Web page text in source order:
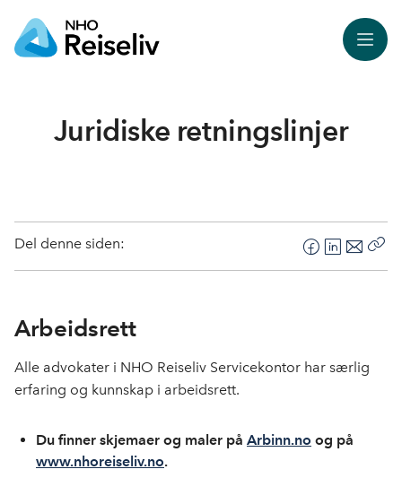
Meny
Juridiske retningslinjer
Del denne siden:
F
a
o
L
i
d
E
-
t
Arbeidsrett
Alle advokater i NHO Reiseliv Servicekontor har særlig
erfaring og kunnskap i arbeidsrett.
Du finner skjemaer og maler på Arbinn.no og på
www.nhoreiseliv.no.